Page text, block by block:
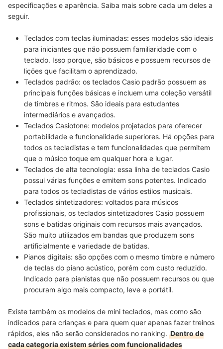
especificações e aparência. Saiba mais sobre cada um deles a
seguir.
Teclados com teclas iluminadas: esses modelos são ideais
para iniciantes que não possuem familiaridade com o
teclado. Isso porque, são básicos e possuem recursos de
lições que facilitam o aprendizado.
Teclados padrão: os teclados Casio padrão possuem as
principais funções básicas e incluem uma coleção versátil
de timbres e ritmos. São ideais para estudantes
intermediários e avançados.
Teclados Casiotone: modelos projetados para oferecer
portabilidade e funcionalidade superiores. Há opções para
todos os tecladistas e tem funcionalidades que permitem
que o músico toque em qualquer hora e lugar.
Teclados de alta tecnologia: essa linha de teclados Casio
possui várias funções e emitem sons potentes. Indicado
para todos os tecladistas de vários estilos musicais.
Teclados sintetizadores: voltados para músicos
profissionais, os teclados sintetizadores Casio possuem
sons e batidas originais com recursos mais avançados.
São muito utilizados em bandas que produzem sons
artificialmente e variedade de batidas.
Pianos digitais: são opções com o mesmo timbre e número
de teclas do piano acústico, porém com custo reduzido.
Indicado para pianistas que não possuem recursos ou que
procuram algo mais compacto, leve e portátil.
Existe também os modelos de mini teclados, mas como são
indicados para crianças e para quem quer apenas fazer treinos
rápidos, eles não serão considerados no ranking. Dentro de
cada categoria existem séries com funcionalidades